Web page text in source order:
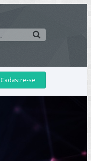
Cadastre-se